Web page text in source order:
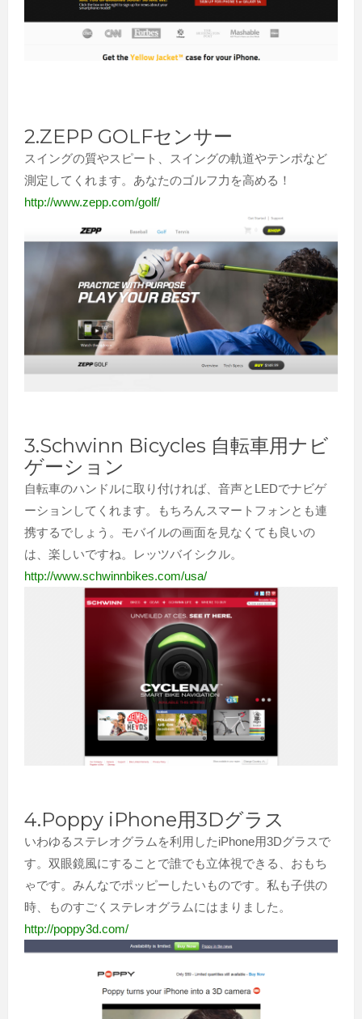
2.ZEPP GOLFセンサー
スイングの質やスピート、スイングの軌道やテンポなど
測定してくれます。あなたのゴルフ力を高める！
http://www.zepp.com/golf/
3.Schwinn Bicycles 自転車用ナビ
ゲーション
自転車のハンドルに取り付ければ、音声とLEDでナビゲ
ーションしてくれます。もちろんスマートフォンとも連
携するでしょう。モバイルの画面を見なくても良いの
は、楽しいですね。レッツバイシクル。
http://www.schwinnbikes.com/usa/
4.Poppy iPhone用3Dグラス
いわゆるステレオグラムを利用したiPhone用3Dグラスで
す。双眼鏡風にすることで誰でも立体視できる、おもち
ゃです。みんなでポッピーしたいものです。私も子供の
時、ものすごくステレオグラムにはまりました。
http://poppy3d.com/